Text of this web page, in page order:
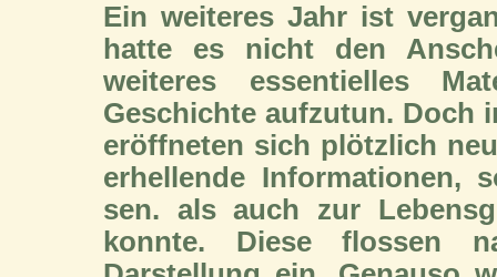
Ein weiteres Jahr ist
hatte es nicht den
weiteres essentielles
Geschichte aufzutun. Doch
eröffneten sich plötzlich
erhellende Informationen,
sen. als auch zur
konnte. Diese flossen